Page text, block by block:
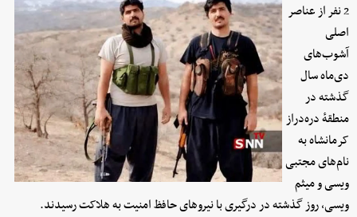
2 نفر از عناصر
اصلی
آشوب‌های
دی‌ماه سال
گذشته در
منطقهٔ دره‌دراز
کرمانشاه به
نام‌های مجتبی
ویسی و میثم
ویسی، روز گذشته در درگیری با نیروهای حافظ امنیت به هلاکت رسیدند.